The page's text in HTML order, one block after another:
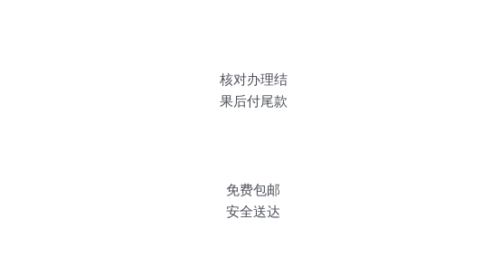
核对办理结
果后付尾款
免费包邮
安全送达